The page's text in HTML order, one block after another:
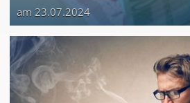
am 23.07.2024